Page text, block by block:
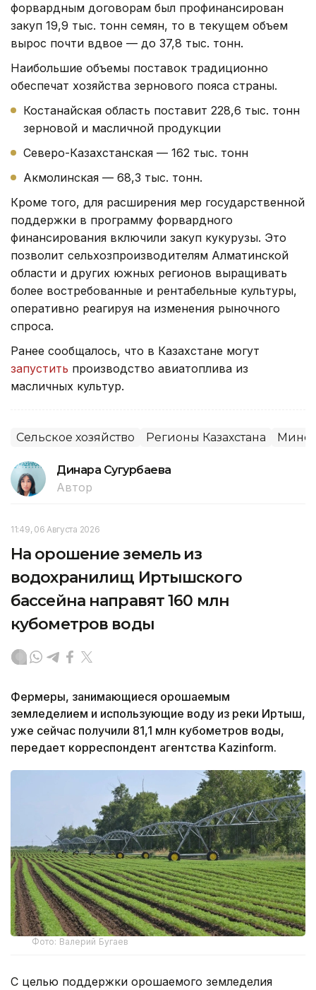
форвардным договорам был профинансирован
закуп 19,9 тыс. тонн семян, то в текущем объем
вырос почти вдвое — до 37,8 тыс. тонн.
Наибольшие объемы поставок традиционно
обеспечат хозяйства зернового пояса страны.
Костанайская область поставит 228,6 тыс. тонн
зерновой и масличной продукции
Северо-Казахстанская — 162 тыс. тонн
Акмолинская — 68,3 тыс. тонн.
Кроме того, для расширения мер государственной
поддержки в программу форвардного
финансирования включили закуп кукурузы. Это
позволит сельхозпроизводителям Алматинской
области и других южных регионов выращивать
более востребованные и рентабельные культуры,
оперативно реагируя на изменения рыночного
спроса.
Ранее сообщалось, что в Казахстане могут
запустить производство авиатоплива из
масличных культур.
Сельское хозяйство Регионы Казахстана
Динара Сугурбаева
Автор
11:49, 06 Августа 2026
На орошение земель из
водохранилищ Иртышского
бассейна направят 160 млн
кубометров воды
Фермеры, занимающиеся орошаемым
земледелием и использующие воду из реки Иртыш,
уже сейчас получили 81,1 млн кубометров воды,
передает корреспондент агентства Kazinform.
Фото: Валерий Бугаев
С целью поддержки орошаемого земледелия